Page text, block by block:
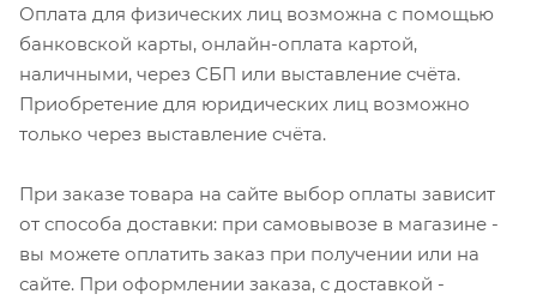
Оплата для физических лиц возможна с помощью
банковской карты, онлайн-оплата картой,
наличными, через СБП или выставление счёта.
Приобретение для юридических лиц возможно
только через выставление счёта.
При заказе товара на сайте выбор оплаты зависит
от способа доставки: при самовывозе в магазине -
вы можете оплатить заказ при получении или на
сайте. При оформлении заказа, с доставкой -